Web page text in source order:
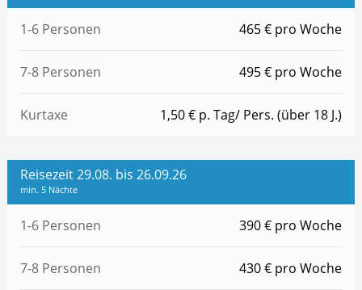
1-6 Personen 465 € pro Woche
7-8 Personen 495 € pro Woche
Kurtaxe 1,50 € p. Tag/ Pers. (über 18 J.)
Reisezeit 29.08. bis 26.09.26
min. 5 Nächte
1-6 Personen 390 € pro Woche
7-8 Personen 430 € pro Woche